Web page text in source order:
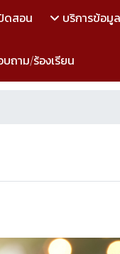
ดสอน บริการข้อมูล
ถาม/ร้องเรียน